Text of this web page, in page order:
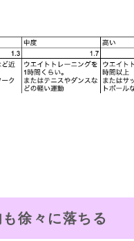
徐々に落ちる